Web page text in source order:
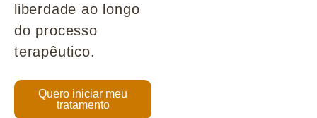
liberdade ao longo
do processo
terapêutico.
Quero iniciar meu
tratamento